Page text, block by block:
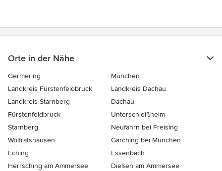
Orte in der Nähe
Germering
München
Landkreis Fürstenfeldbruck
Landkreis Dachau
Landkreis Starnberg
Dachau
Fürstenfeldbruck
Unterschleißheim
Starnberg
Neufahrn bei Freising
Wolfratshausen
Garching bei München
Eching
Essenbach
Herrsching am Ammersee
Dießen am Ammersee